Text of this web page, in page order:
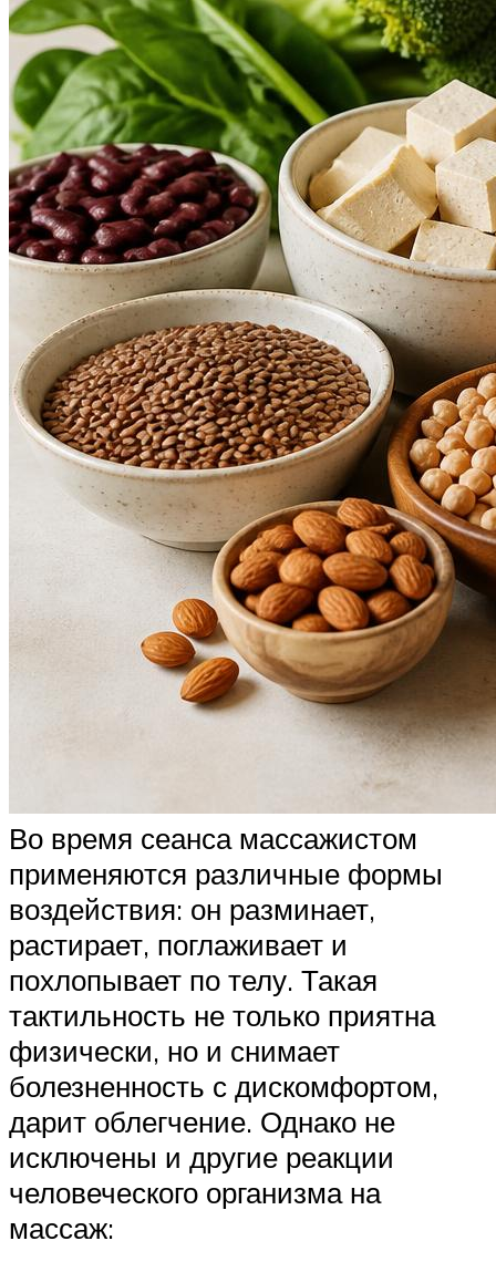
Во время сеанса массажистом
применяются различные формы
воздействия: он разминает,
растирает, поглаживает и
похлопывает по телу. Такая
тактильность не только приятна
физически, но и снимает
болезненность с дискомфортом,
дарит облегчение. Однако не
исключены и другие реакции
человеческого организма на
массаж: